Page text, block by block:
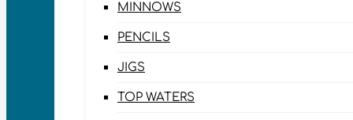
MINNOWS
PENCILS
JIGS
TOP WATERS